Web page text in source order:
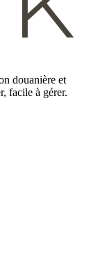
douanière et
facile à gérer.